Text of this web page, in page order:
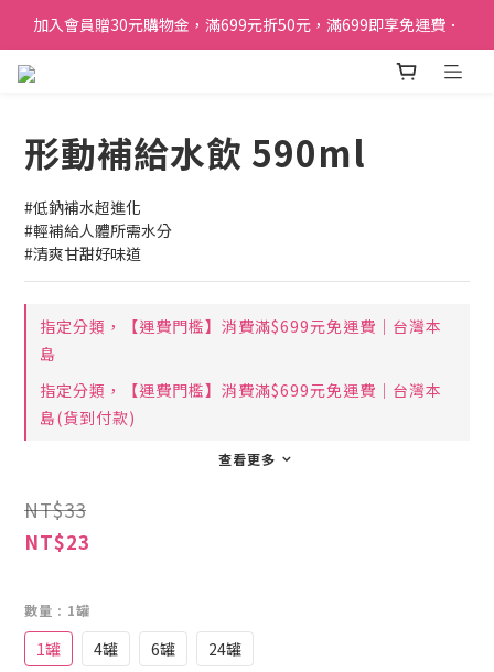
加入會員贈30元購物金，滿699元折50元，滿699即享免運費．
加入會員贈30元購物金，滿699元折50元，滿699即享免運費．
形動補給水飲 590ml
#低鈉補水超進化
#輕補給人體所需水分
#清爽甘甜好味道
指定分類，【運費門檻】消費滿$699元免運費｜台灣本
島
指定分類，【運費門檻】消費滿$699元免運費｜台灣本
島(貨到付款)
查看更多
NT$33
NT$23
數量 : 1罐
1罐 4罐 6罐 24罐